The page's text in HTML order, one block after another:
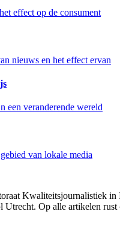
effect op de consument
nieuws en het effect ervan
een veranderende wereld
van lokale media
Kwaliteitsjournalistiek in
Utrecht. Op alle artikelen rust